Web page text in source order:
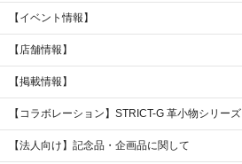
【イベント情報】
【店舗情報】
【掲載情報】
【コラボレーション】STRICT-G 革小物シリーズ
【法人向け】記念品・企画品に関して